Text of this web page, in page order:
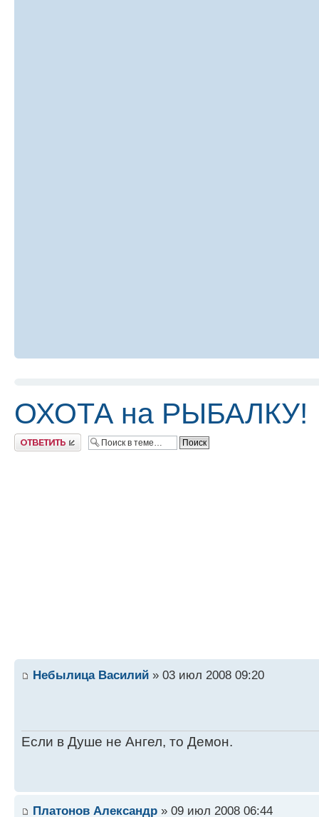
ОХОТА на РЫБАЛКУ!
Ответить
Небылица Василий » 03 июл 2008 09:20
Если в Душе не Ангел, то Демон.
Платонов Александр » 09 июл 2008 06:44